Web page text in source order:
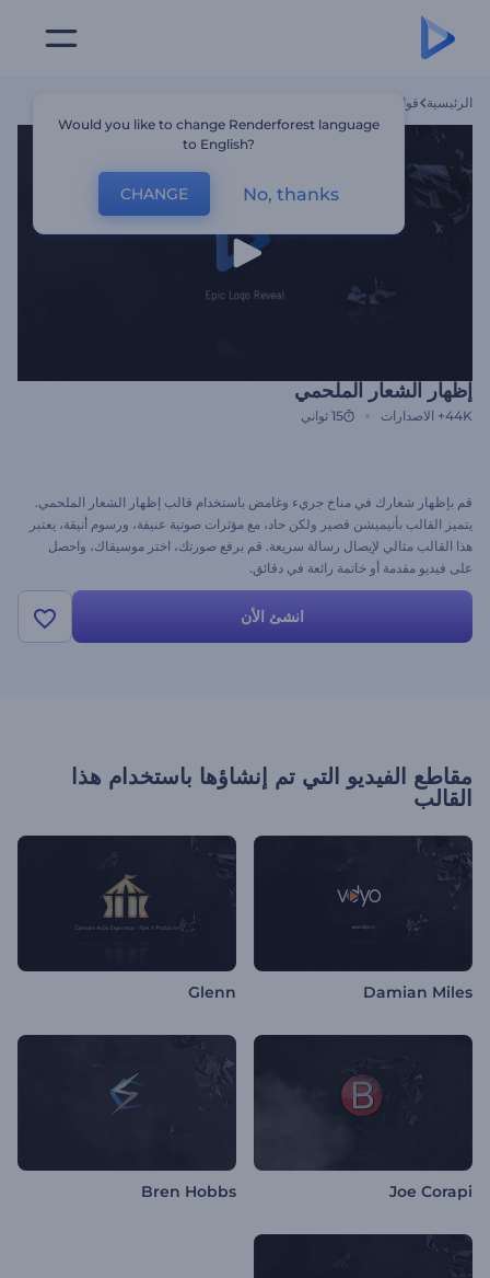
الرئيسية قوالب
إظهار الشعار الملحمي
44K+ الاصدارات 15 ثواني
قم بإظهار شعارك في مناخ جريء وغامض باستخدام قالب إظهار الشعار الملحمي.
يتميز القالب بأنيميشن قصير ولكن حاد، مع مؤثرات صوتية عنيفة، ورسوم أنيقة، يعتبر
هذا القالب مثالي لإيصال رسالة سريعة. قم برفع صورتك، اختر موسيقاك، واحصل
على فيديو مقدمة أو خاتمة رائعة في دقائق.
انشئ الأن
مقاطع الفيديو التي تم إنشاؤها باستخدام هذا
القالب
Damian Miles
Glenn
Joe Corapi
Bren Hobbs
Would you like to change Renderforest language
to English?
CHANGE No, thanks